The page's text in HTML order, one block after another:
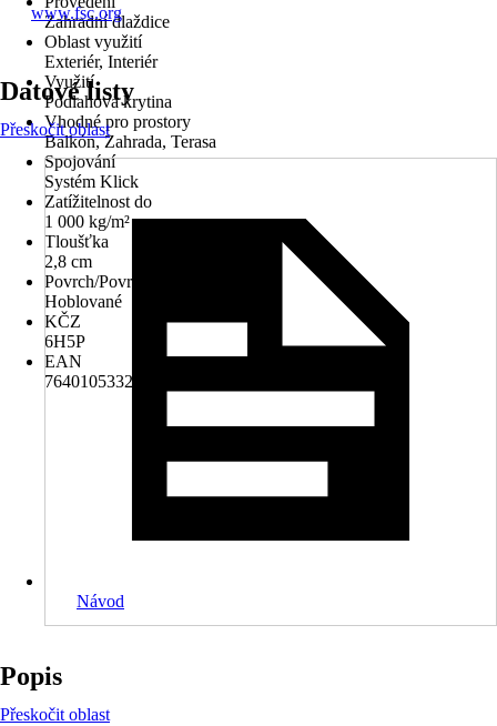
Zahradní dlaždice
Oblast využití
Exteriér, Interiér
Využití
Podlahová krytina
Vhodné pro prostory
Balkón, Zahrada, Terasa
Spojování
Systém Klick
Zatížitelnost do
1 000 kg/m²
Tloušťka
2,8 cm
Povrch/Povrchová úprava
Hoblované
KČZ
6H5P
EAN
7640105332663, 7640105473526
www.fsc.org
Datové listy
Přeskočit oblast
Návod
Popis
Přeskočit oblast